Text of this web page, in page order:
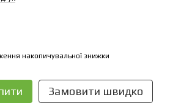
накопичувальної знижки
Замовити швидко